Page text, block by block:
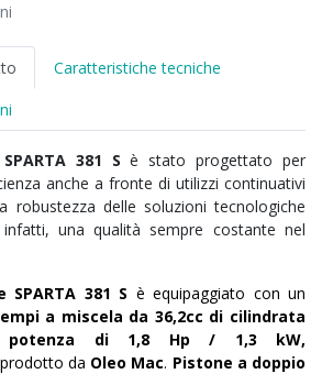
Caratteristiche tecniche
SPARTA 381 S è stato progettato per
anche a fronte di utilizzi continuativi
robustezza delle soluzioni tecnologiche
una qualità sempre costante nel
381 S è equipaggiato con un
a miscela da 36,2cc di cilindrata
potenza di 1,8 Hp / 1,3 kW,
da Oleo Mac. Pistone a doppio